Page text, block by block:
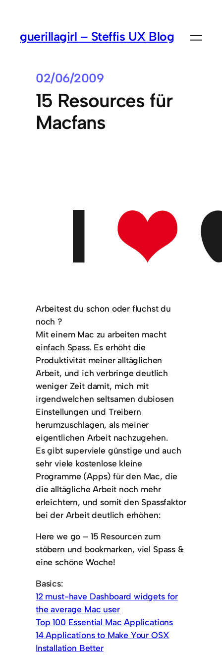
guerillagirl – Steffis UX Blog
02/06/2009
15 Resources für
Macfans
Arbeitest du schon oder fluchst du
noch ?
Mit einem Mac zu arbeiten macht
einfach Spass. Es erhöht die
Produktivität meiner alltäglichen
Arbeit, und ich verbringe deutlich
weniger Zeit damit, mich mit
irgendwelchen seltsamen dubiosen
Einstellungen und Treibern
herumzuschlagen, als meiner
eigentlichen Arbeit nachzugehen.
Es gibt superviele günstige und auch
sehr viele kostenlose kleine
Programme (Apps) für den Mac, die
die alltägliche Arbeit noch mehr
erleichtern, und somit den Spassfaktor
bei der Arbeit deutlich erhöhen:
Here we go – 15 Resourcen zum
stöbern und bookmarken, viel Spass &
eine schöne Woche!
Basics:
12 must-have Dashboard widgets for
the average Mac user
Top 100 Essential Mac Applications
14 Applications to Make Your OSX
Installation Better